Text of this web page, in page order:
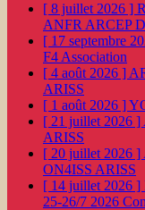
[ 8 juillet 2026 ]
ANFR ARCEP
[ 17 septembre
F4 Association
[ 4 août 2026 ]
ARISS
[ 1 août 2026 ]
[ 21 juillet 2026 ]
ARISS
[ 20 juillet 2026 ]
ON4ISS ARISS
[ 14 juillet 2026 ]
25-26/7 2026